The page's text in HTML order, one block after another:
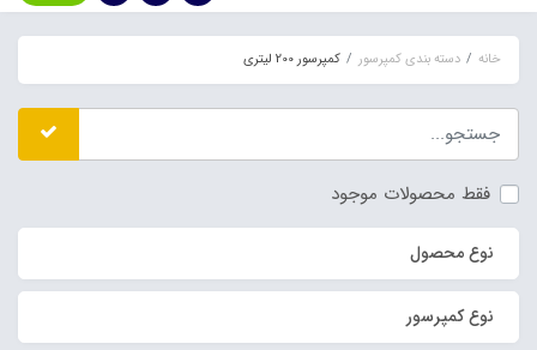
خانه دسته بندی کمپرسور کمپرسور 200 لیتری
فقط محصولات موجود
نوع محصول
نوع کمپرسور